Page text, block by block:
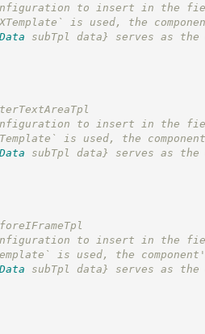
to insert in the
is used, the
subTpl data} serves as the
to insert in the
is used, the
subTpl data} serves as the
to insert in the
is used, the
subTpl data} serves as the